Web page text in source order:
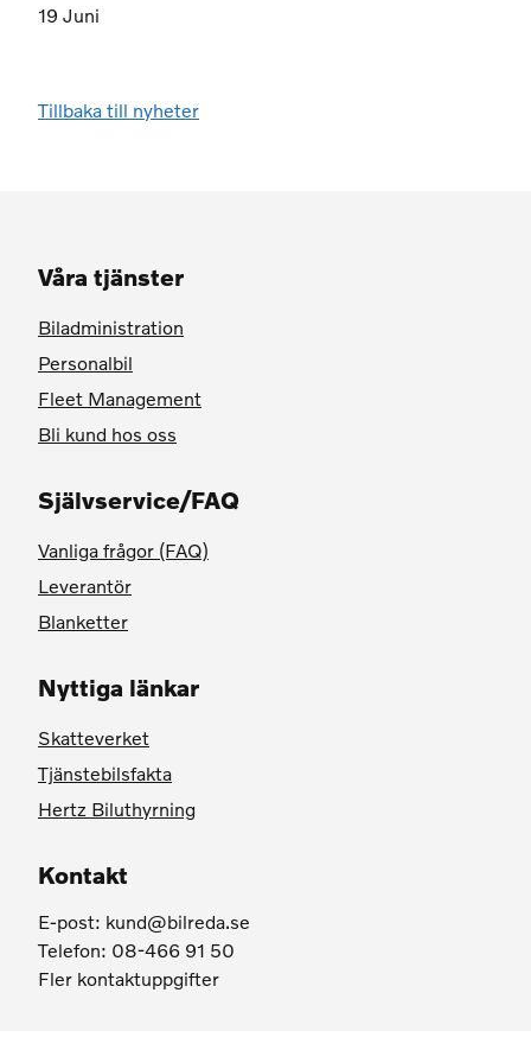
19 Juni
Tillbaka till nyheter
Våra tjänster
Biladministration
Personalbil
Fleet Management
Bli kund hos oss
Självservice/FAQ
Vanliga frågor (FAQ)
Leverantör
Blanketter
Nyttiga länkar
Skatteverket
Tjänstebilsfakta
Hertz Biluthyrning
Kontakt
E-post: kund@bilreda.se
Telefon: 08-466 91 50
Fler kontaktuppgifter